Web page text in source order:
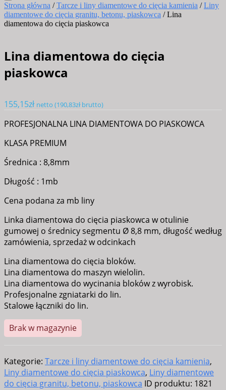
Strona główna /Tarcze i liny diamentowe do cięcia kamienia /Liny
diamentowe do cięcia granitu, betonu, piaskowca / Lina
diamentowa do cięcia piaskowca
Lina diamentowa do cięcia
piaskowca
155,15zł netto (190,83złbrutto)
PROFESJONALNA LINA DIAMENTOWA DO PIASKOWCA
KLASA PREMIUM
Średnica : 8,8mm
Długość : 1mb
Cena podana za mb liny
Linka diamentowa do cięcia piaskowca w otulinie
gumowej o średnicy segmentu Ø 8,8 mm, długość według
zamówienia, sprzedaż w odcinkach
Lina diamentowa do cięcia bloków.
Lina diamentowa do maszyn wielolin.
Lina diamentowa do wycinania bloków z wyrobisk.
Profesjonalne zgniatarki do lin.
Stalowe łączniki do lin.
Brak w magazynie
Kategorie: Tarcze i liny diamentowe do cięcia kamienia,
Liny diamentowe do cięcia piaskowca, Liny diamentowe
do cięcia granitu, betonu, piaskowca ID produktu: 1821